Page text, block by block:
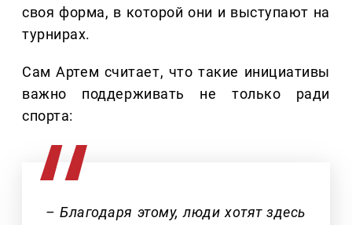
своя форма, в которой они и выступают на
турнирах.
Сам Артем считает, что такие инициативы
важно поддерживать не только ради
спорта:
– Благодаря этому, люди хотят здесь